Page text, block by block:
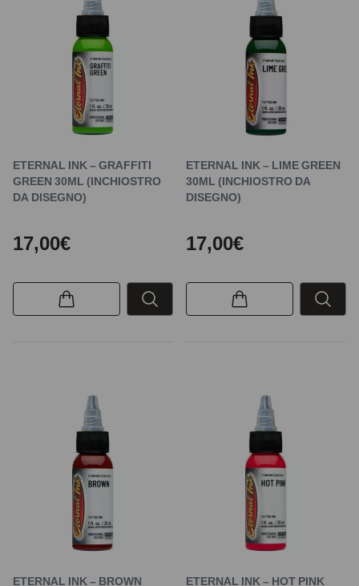
ETERNAL INK – GRAFFITI
GREEN 30ML (INCHIOSTRO
DA DISEGNO)
17,00€
ETERNAL INK – LIME GREEN
30ML (INCHIOSTRO DA
DISEGNO)
17,00€
ETERNAL INK – BROWN ETERNAL INK – HOT PINK